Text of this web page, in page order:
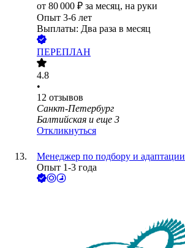
от 80 000 ₽ за месяц, на руки
Опыт 3-6 лет
Выплаты: Два раза в месяц
ПЕРЕПЛАН
4.8
•
12 отзывов
Санкт-Петербург
Балтийская и еще 3
Откликнуться
Менеджер по подбору и адаптации
Опыт 1-3 года